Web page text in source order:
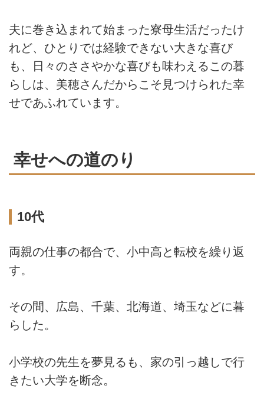
夫に巻き込まれて始まった寮母生活だったけ
れど、ひとりでは経験できない大きな喜び
も、日々のささやかな喜びも味わえるこの暮
らしは、美穂さんだからこそ見つけられた幸
せであふれています。
幸せへの道のり
10代
両親の仕事の都合で、小中高と転校を繰り返
す。
その間、広島、千葉、北海道、埼玉などに暮
らした。
小学校の先生を夢見るも、家の引っ越しで行
きたい大学を断念。